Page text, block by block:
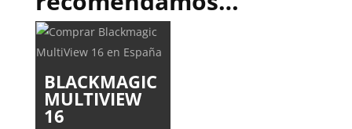
BLACKMAGIC
MULTIVIEW
16